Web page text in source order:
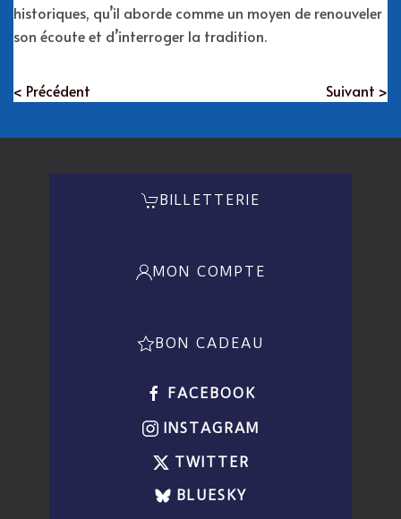
historiques, qu’il aborde comme un moyen de renouveler
son écoute et d’interroger la tradition.
< Précédent Suivant >
BILLETTERIE
MON COMPTE
BON CADEAU
FACEBOOK
INSTAGRAM
TWITTER
BLUESKY